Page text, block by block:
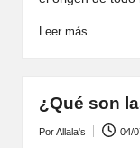
Leer más
¿Qué son
PorAllala's 04/